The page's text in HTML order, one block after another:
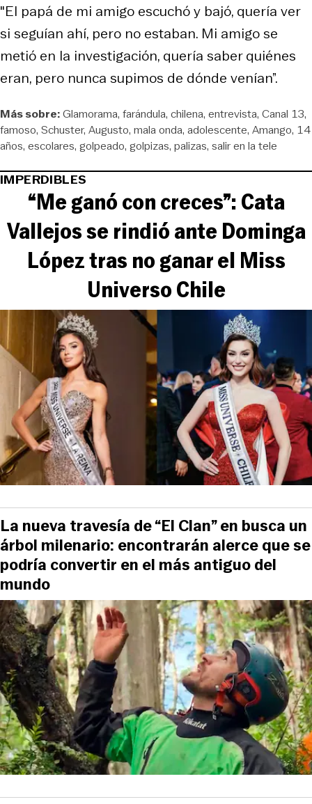
"El papá de mi amigo escuchó y bajó, quería ver
si seguían ahí, pero no estaban. Mi amigo se
metió en la investigación, quería saber quiénes
eran, pero nunca supimos de dónde venían”.
Más sobre:Glamorama farándula chilena entrevista Canal 13
famoso Schuster Augusto mala onda adolescente Amango 14
años escolares golpeado golpizas palizas salir en la tele
IMPERDIBLES
“Me ganó con creces”: Cata
Vallejos se rindió ante Dominga
López tras no ganar el Miss
Universo Chile
La nueva travesía de “El Clan” en busca un
árbol milenario: encontrarán alerce que se
podría convertir en el más antiguo del
mundo